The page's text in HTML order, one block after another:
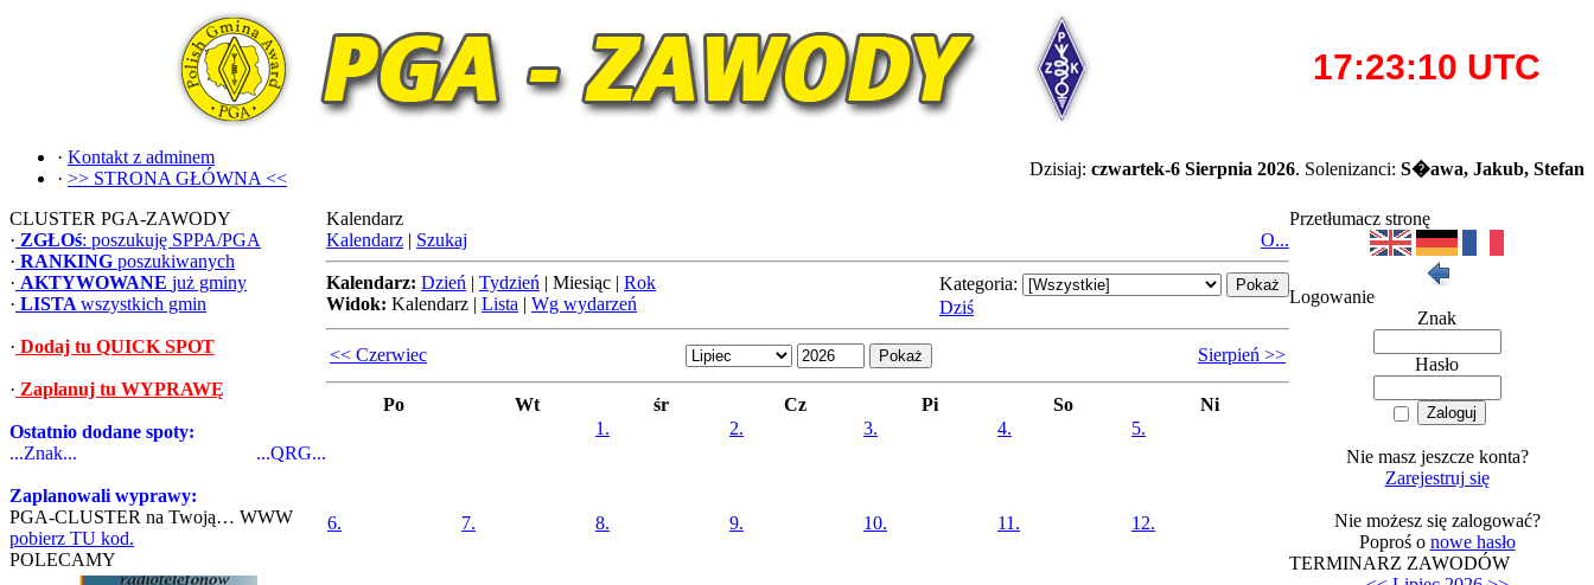
· Kontakt z adminem
· >> STRONA GŁÓWNA << Dzisiaj: czwartek-6 Sierpnia 2026. Solenizanci: S�awa, Jakub, Stefan
CLUSTER PGA-ZAWODY
· ZGŁOś: poszukuję SPPA/PGA
· RANKING poszukiwanych
· AKTYWOWANE już gminy
· LISTA wszystkich gmin
· Dodaj tu QUICK SPOT
· Zaplanuj tu WYPRAWĘ
Ostatnio dodane spoty:
...Znak...
...QRG...
Zaplanowali wyprawy:
PGA-CLUSTER na Twoją… WWW
pobierz TU kod.
POLECAMY
Kalendarz
Kalendarz | Szukaj O...
Kalendarz: Dzień | Tydzień | Miesiąc | Rok
Widok: Kalendarz | Lista | Wg wydarzeń
Kategoria:
Dziś
<< Czerwiec Sierpień >>
Po Wt śr Cz Pi So
Ni
1.
2. 3. 4. 5.
6. 7. 8. 9. 10. 11. 12.
Przetłumacz stronę
Logowanie
Znak
Hasło
Nie masz jeszcze konta?
Zarejestruj się
Nie możesz się zalogować?
Poproś o nowe hasło
TERMINARZ ZAWODÓW